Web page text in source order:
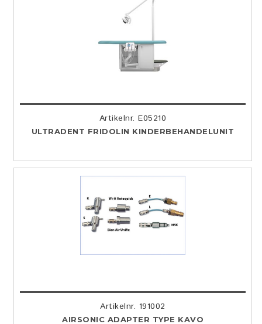
Artikelnr. E05210
ULTRADENT FRIDOLIN KINDERBEHANDELUNIT
Artikelnr. 191002
AIRSONIC ADAPTER TYPE KAVO